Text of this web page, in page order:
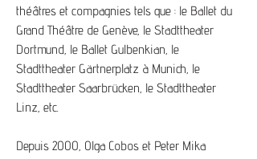
théâtres et compagnies tels que : le Ballet du
Grand Théâtre de Genève, le Stadttheater
Dortmund, le Ballet Gulbenkian, le
Stadttheater Gärtnerplatz à Munich, le
Stadttheater Saarbrücken, le Stadttheater
Linz, etc.
Depuis 2000, Olga Cobos et Peter Mika